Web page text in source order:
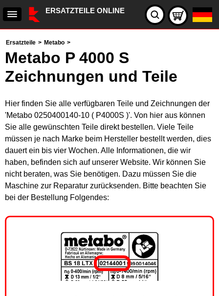
ERSATZTEILE ONLINE
Ersatzteile > Metabo >
Metabo P 4000 S
Zeichnungen und Teile
Hier finden Sie alle verfügbaren Teile und Zeichnungen der
'Metabo 0250400140-10 ( P4000S )'. Von hier aus können
Sie alle gewünschten Teile direkt bestellen. Viele Teile
müssen je nach Marke beim Hersteller bestellt werden, dies
dauert ein bis vier Wochen. Alle Informationen, die wir
haben, befinden sich auf unserer Website. Wir können Sie
nicht beraten, was Sie benötigen. Dazu müssen Sie die
Maschine zur Reparatur zurücksenden. Bitte beachten Sie
bei der Bestellung Folgendes: